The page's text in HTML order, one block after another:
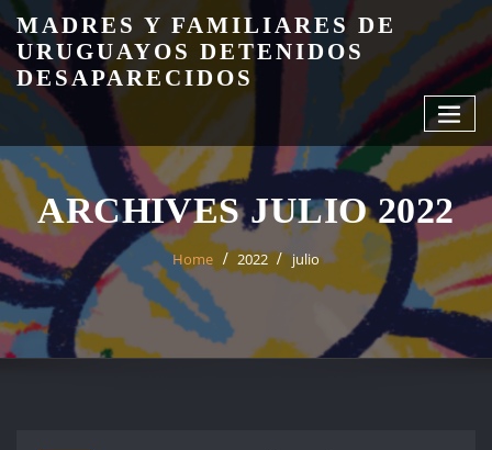
Skip
content
MADRES Y FAMILIARES DE
URUGUAYOS DETENIDOS
DESAPARECIDOS
ARCHIVES JULIO 2022
Home 2022 julio